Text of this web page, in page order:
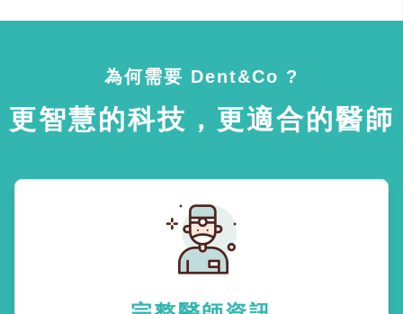
為何需要 Dent&Co ?
更智慧的科技，更適合的醫師